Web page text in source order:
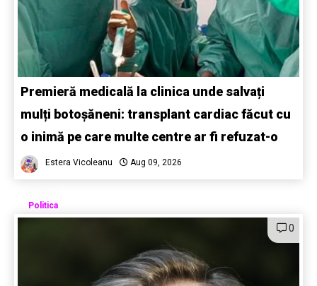
Premieră medicală la clinica unde salvați
mulți botoșăneni: transplant cardiac făcut cu
o inimă pe care multe centre ar fi refuzat-o
Estera Vicoleanu Aug 09, 2026
Politica
0